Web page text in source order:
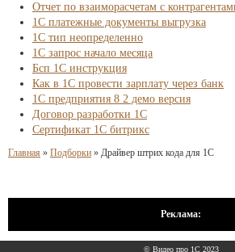
Отчет по взаиморасчетам с
1С платежные документы выгрузка
1С тип неопределенно
1С запрос начало месяца
Бсп 1С инструкция
Как в 1С провести зарплату через банк
1С предприятия 8 2 демо версия
Договор разработки 1С
Сертификат 1С битрикс
Главная » Подборки » Драйвер штрих кода для 1С
Реклама:
© Видео про 1С 2023